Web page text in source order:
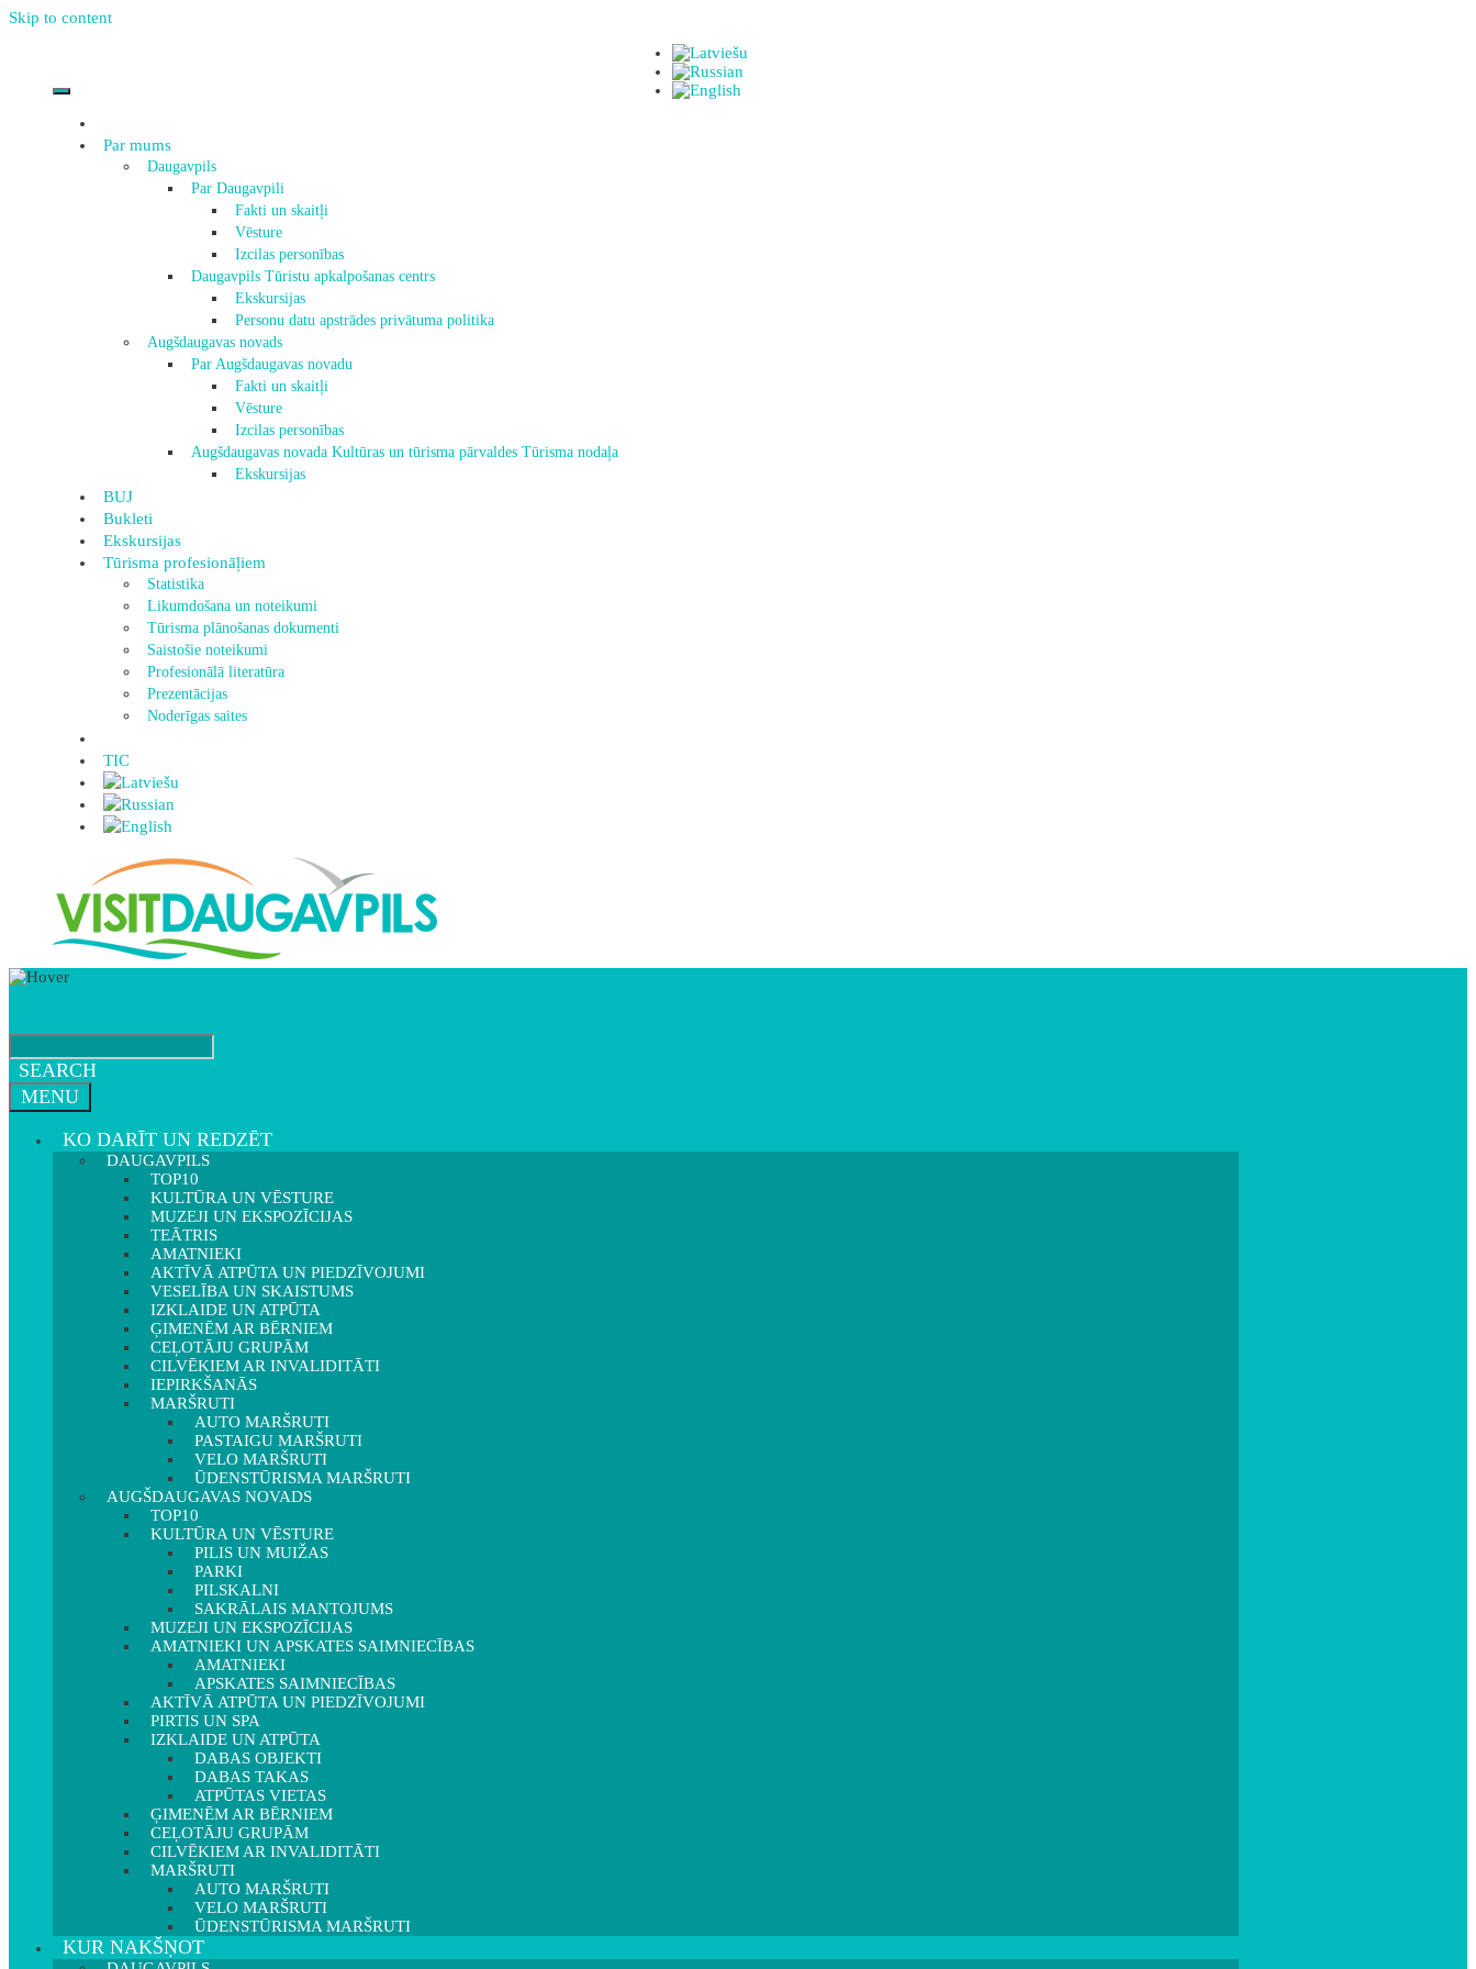
Skip to content
Par mums
Daugavpils
Par Daugavpili
Fakti un skaitļi
Vēsture
Izcilas personības
Daugavpils Tūristu apkalpošanas centrs
Ekskursijas
Personu datu apstrādes privātuma politika
Augšdaugavas novads
Par Augšdaugavas novadu
Fakti un skaitļi
Vēsture
Izcilas personības
Augšdaugavas novada Kultūras un tūrisma pārvaldes Tūrisma nodaļa
Ekskursijas
BUJ
Bukleti
Ekskursijas
Tūrisma profesionāļiem
Statistika
Likumdošana un noteikumi
Tūrisma plānošanas dokumenti
Saistošie noteikumi
Profesionālā literatūra
Prezentācijas
Noderīgas saites
TIC
SEARCH
MENU
KO DARĪT UN REDZĒT
DAUGAVPILS
TOP10
KULTŪRA UN VĒSTURE
MUZEJI UN EKSPOZĪCIJAS
TEĀTRIS
AMATNIEKI
AKTĪVĀ ATPŪTA UN PIEDZĪVOJUMI
VESELĪBA UN SKAISTUMS
IZKLAIDE UN ATPŪTA
ĢIMENĒM AR BĒRNIEM
CEĻOTĀJU GRUPĀM
CILVĒKIEM AR INVALIDITĀTI
IEPIRKŠANĀS
MARŠRUTI
AUTO MARŠRUTI
PASTAIGU MARŠRUTI
VELO MARŠRUTI
ŪDENSTŪRISMA MARŠRUTI
AUGŠDAUGAVAS NOVADS
TOP10
KULTŪRA UN VĒSTURE
PILIS UN MUIŽAS
PARKI
PILSKALNI
SAKRĀLAIS MANTOJUMS
MUZEJI UN EKSPOZĪCIJAS
AMATNIEKI UN APSKATES SAIMNIECĪBAS
AMATNIEKI
APSKATES SAIMNIECĪBAS
AKTĪVĀ ATPŪTA UN PIEDZĪVOJUMI
PIRTIS UN SPA
IZKLAIDE UN ATPŪTA
DABAS OBJEKTI
DABAS TAKAS
ATPŪTAS VIETAS
ĢIMENĒM AR BĒRNIEM
CEĻOTĀJU GRUPĀM
CILVĒKIEM AR INVALIDITĀTI
MARŠRUTI
AUTO MARŠRUTI
VELO MARŠRUTI
ŪDENSTŪRISMA MARŠRUTI
KUR NAKŠŅOT